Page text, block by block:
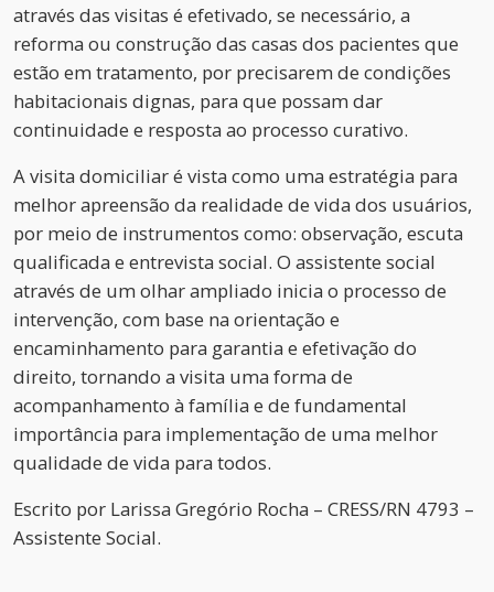
através das visitas é efetivado, se necessário, a
reforma ou construção das casas dos pacientes que
estão em tratamento, por precisarem de condições
habitacionais dignas, para que possam dar
continuidade e resposta ao processo curativo.
A visita domiciliar é vista como uma estratégia para
melhor apreensão da realidade de vida dos usuários,
por meio de instrumentos como: observação, escuta
qualificada e entrevista social. O assistente social
através de um olhar ampliado inicia o processo de
intervenção, com base na orientação e
encaminhamento para garantia e efetivação do
direito, tornando a visita uma forma de
acompanhamento à família e de fundamental
importância para implementação de uma melhor
qualidade de vida para todos.
Escrito por Larissa Gregório Rocha – CRESS/RN 4793 –
Assistente Social.